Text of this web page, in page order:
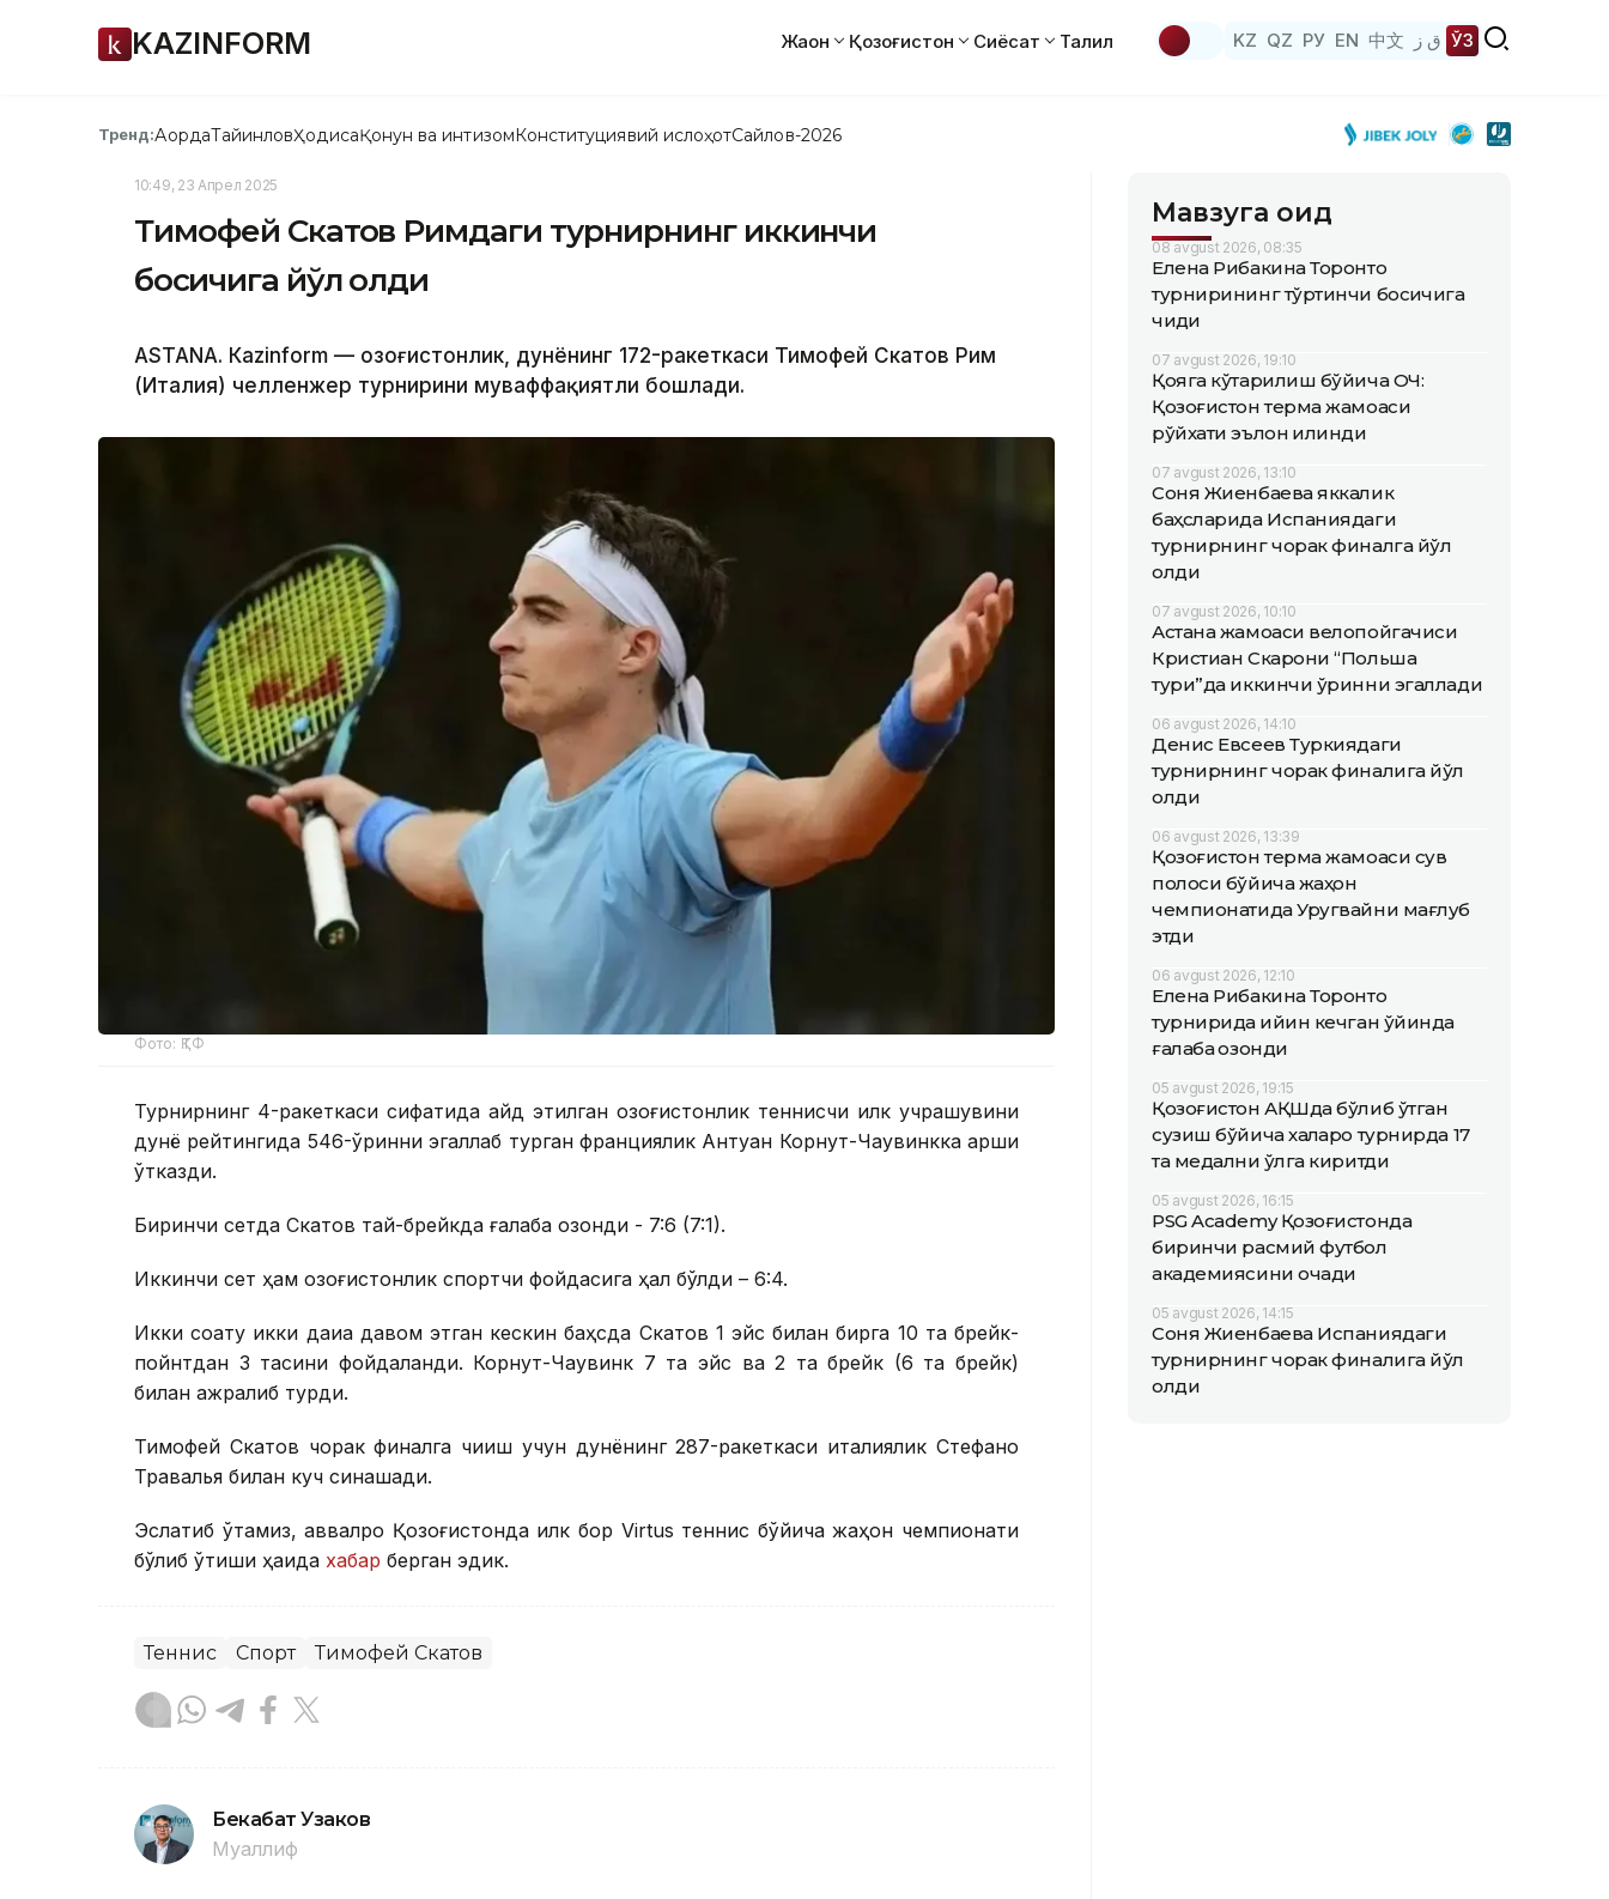
KAZINFORM Жаҳон Қозоғистон Сиёсат Таҳлил KZ QZ РУ EN 中文 ق ز ЎЗ
Тренд:АқордаТайинловҲодисаҚонун ва интизомКонституциявий ислоҳотСайлов-2026
10:49, 23 Апрел 2025
Тимофей Скатов Римдаги турнирнинг иккинчи
босқичига йўл олди
ASTANА. Кazinform — Қозоғистонлик, дунёнинг 172-ракеткаси Тимофей Скатов Рим
(Италия) челленжер турнирини муваффақиятли бошлади.
Фото: ҚТФ
Турнирнинг 4-ракеткаси сифатида қайд этилган қозоғистонлик теннисчи илк учрашувини
дунё рейтингида 546-ўринни эгаллаб турган франциялик Антуан Корнут-Чаувинкка қарши
ўтказди.
Биринчи сетда Скатов тай-брейкда ғалаба қозонди - 7:6 (7:1).
Иккинчи сет ҳам қозоғистонлик спортчи фойдасига ҳал бўлди – 6:4.
Икки соату икки дақиқа давом этган кескин баҳсда Скатов 1 эйс билан бирга 10 та брейк-
пойнтдан 3 тасини фойдаланди. Корнут-Чаувинк 7 та эйс ва 2 та брейк (6 та брейк)
билан ажралиб турди.
Тимофей Скатов чорак финалга чиқиш учун дунёнинг 287-ракеткаси италиялик Стефано
Травалья билан куч синашади.
Эслатиб ўтамиз, аввалроқ Қозоғистонда илк бор Virtus теннис бўйича жаҳон чемпионати
бўлиб ўтиши ҳақида хабар берган эдик.
Теннис Спорт Тимофей Скатов
Бекабат Узаков
Муаллиф
Мавзуга оид
08 avgust 2026, 08:35
Елена Рибакина Торонто
турнирининг тўртинчи босқичига
чиқди
07 avgust 2026, 19:10
Қояга кўтарилиш бўйича ОЧ:
Қозоғистон терма жамоаси
рўйхати эълон қилинди
07 avgust 2026, 13:10
Соня Жиенбаева яккалик
баҳсларида Испаниядаги
турнирнинг чорак финалга йўл
олди
07 avgust 2026, 10:10
Астана жамоаси велопойгачиси
Кристиан Скарони “Польша
тури”да иккинчи ўринни эгаллади
06 avgust 2026, 14:10
Денис Евсеев Туркиядаги
турнирнинг чорак финалига йўл
олди
06 avgust 2026, 13:39
Қозоғистон терма жамоаси сув
полоси бўйича жаҳон
чемпионатида Уругвайни мағлуб
этди
06 avgust 2026, 12:10
Елена Рибакина Торонто
турнирида қийин кечган ўйинда
ғалаба қозонди
05 avgust 2026, 19:15
Қозоғистон АҚШда бўлиб ўтган
сузиш бўйича халқаро турнирда 17
та медални қўлга киритди
05 avgust 2026, 16:15
PSG Academy Қозоғистонда
биринчи расмий футбол
академиясини очади
05 avgust 2026, 14:15
Соня Жиенбаева Испаниядаги
турнирнинг чорак финалига йўл
олди